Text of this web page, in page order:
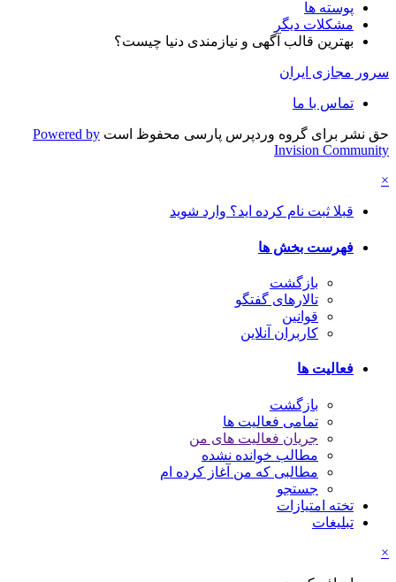
پوسته ها
مشکلات دیگر
بهترین قالب آگهی و نیازمندی دنیا چیست؟
سرور مجازی ایران
تماس با ما
حق نشر برای گروه وردپرس پارسی محفوظ است Powered by
Invision Community
×
قبلا ثبت نام کرده اید؟ وارد شوید
فهرست بخش ها
بازگشت
تالارهای گفتگو
قوانین
کاربران آنلاین
فعالیت ها
بازگشت
تمامی فعالیت ها
جریان فعالیت های من
مطالب خوانده نشده
مطالبی که من آغاز کرده ام
جستجو
تخته امتیازات
تبلیغات
×